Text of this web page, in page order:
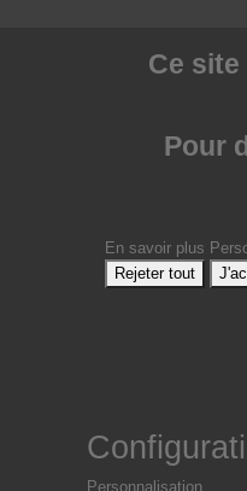
Ce
Pour
En savoir plus
Rejeter tout
Personnalisation